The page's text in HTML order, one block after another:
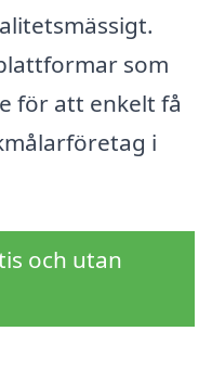
som
för att enkelt få
i
och utan